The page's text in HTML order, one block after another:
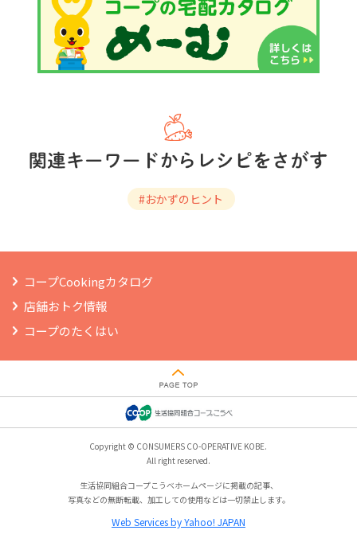
#おかずのヒント
コープCookingカタログ
店舗おトク情報
コープのたくはい
Copyright © CONSUMERS CO-OPERATIVE KOBE.
All right reserved.
生活協同組合コープこうべホームページに掲載の記事、
写真などの無断転載、加工しての使用などは一切禁止します。
Web Services by Yahoo! JAPAN